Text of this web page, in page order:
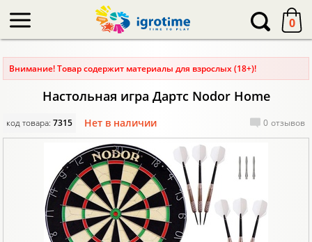
0
Внимание! Товар содержит материалы для взрослых (18+)!
Настольная игра Дартс Nodor Home
код товара:7315 Нет в наличии 0 отзывов